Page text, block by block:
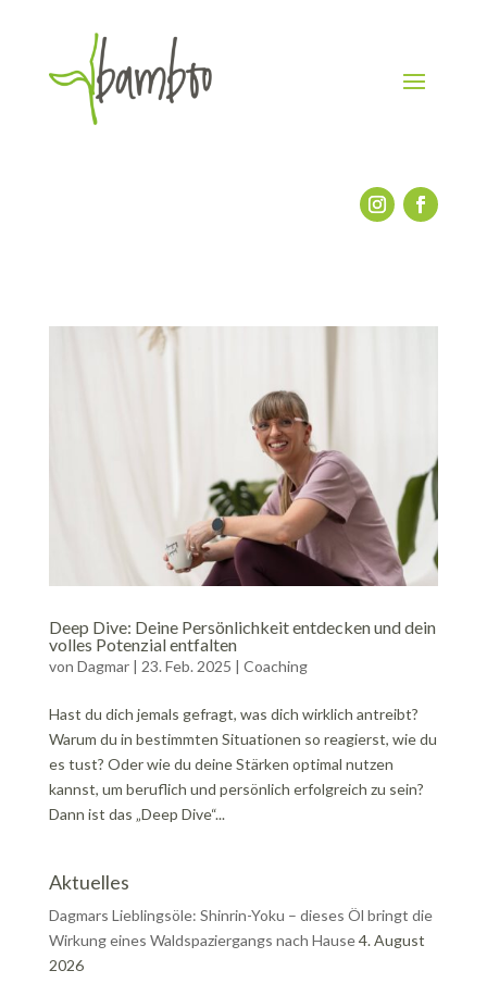
Deep Dive: Deine Persönlichkeit entdecken und dein
volles Potenzial entfalten
von Dagmar| 23. Feb. 2025 | Coaching
Hast du dich jemals gefragt, was dich wirklich antreibt?
Warum du in bestimmten Situationen so reagierst, wie du
es tust? Oder wie du deine Stärken optimal nutzen
kannst, um beruflich und persönlich erfolgreich zu sein?
Dann ist das „Deep Dive“...
Aktuelles
Dagmars Lieblingsöle: Shinrin-Yoku – dieses Öl bringt die
Wirkung eines Waldspaziergangs nach Hause4. August
2026